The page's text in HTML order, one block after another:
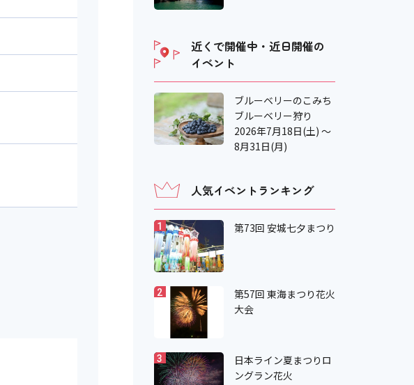
近くで開催中・近日開催の
イベント
ブルーベリーのこみち
ブルーベリー狩り
2026年7月18日(土) ～
8月31日(月)
人気イベントランキング
1 第73回 安城七夕まつり
2
第57回 東海まつり花火
大会
3
日本ライン夏まつりロ
ングラン花火